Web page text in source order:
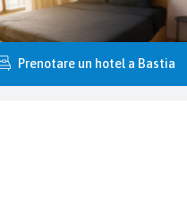
Prenotare un hotel a Bastia